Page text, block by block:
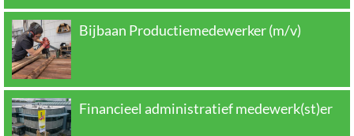
Bijbaan Productiemedewerker (m/v)
Financieel administratief medewerk(st)er